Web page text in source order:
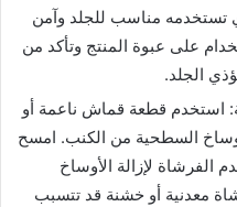
تستخدمه مناسب للجلد وآمن
على عبوة المنتج وتأكد من
الجلد.
استخدم قطعة قماش ناعمة أو
السطحية من الكنب. امسح
الفرشاة لإزالة الأوساخ
معدنية أو خشنة قد تتسبب